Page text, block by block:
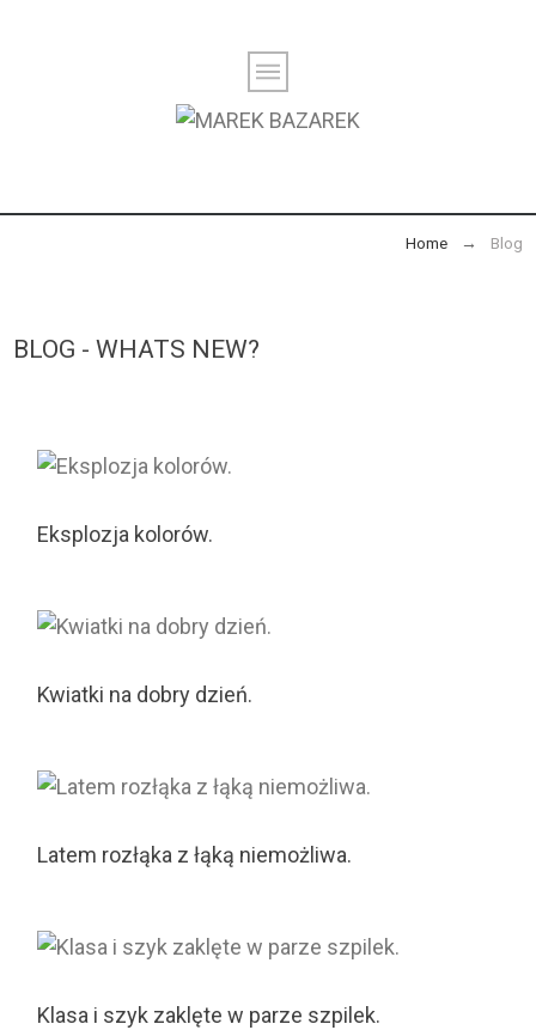
Home Blog
BLOG - WHATS NEW?
Eksplozja kolorów.
Kwiatki na dobry dzień.
Latem rozłąka z łąką niemożliwa.
Klasa i szyk zaklęte w parze szpilek.